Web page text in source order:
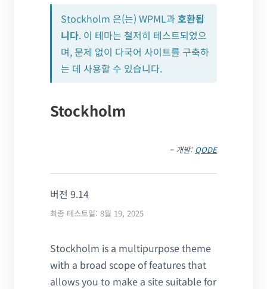
Stockholm 은(는) WPML과호환됩
니다. 이 테마는 철저히 테스트되었으
며, 문제 없이 다국어 사이트를 구축하
는 데 사용할 수 있습니다.
Stockholm
– 개발: QODE
버전 9.14
최종 테스트일: 8월 19, 2025
Stockholm is a multipurpose theme
with a broad scope of features that
allows you to make a site suitable for